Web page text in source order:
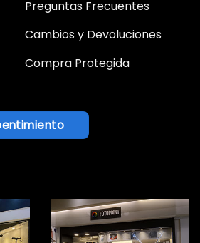
Preguntas Frecuentes
Cambios y Devoluciones
Compra Protegida